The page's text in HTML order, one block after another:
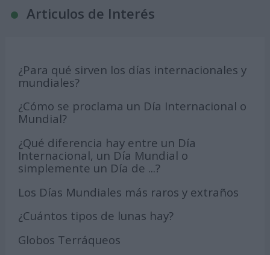
Articulos de Interés
¿Para qué sirven los días internacionales y
mundiales?
¿Cómo se proclama un Día Internacional o
Mundial?
¿Qué diferencia hay entre un Día
Internacional, un Día Mundial o
simplemente un Día de ...?
Los Días Mundiales más raros y extraños
¿Cuántos tipos de lunas hay?
Globos Terráqueos